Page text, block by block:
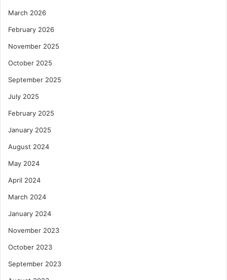
March 2026
February 2026
November 2025
October 2025
September 2025
July 2025
February 2025
January 2025
August 2024
May 2024
April 2024
March 2024
January 2024
November 2023
October 2023
September 2023